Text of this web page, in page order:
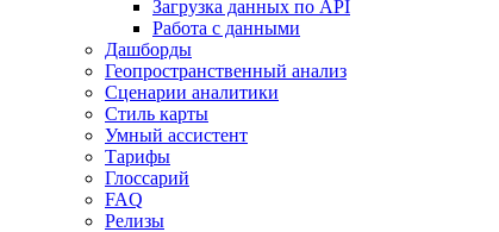
Загрузка данных по API
Работа с данными
Дашборды
Геопространственный анализ
Сценарии аналитики
Стиль карты
Умный ассистент
Тарифы
Глоссарий
FAQ
Релизы